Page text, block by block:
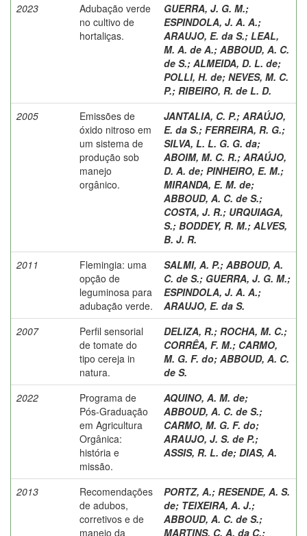
2023
Adubação verde
no cultivo de
hortaliças.
GUERRA, J. G. M.;
ESPINDOLA, J. A. A.;
ARAUJO, E. da S.; LEAL,
M. A. de A.; ABBOUD, A. C.
de S.; ALMEIDA, D. L. de;
POLLI, H. de; NEVES, M. C.
P.; RIBEIRO, R. de L. D.
2005
Emissões de
óxido nitroso em
um sistema de
produção sob
manejo
orgânico.
JANTALIA, C. P.; ARAÚJO,
E. da S.; FERREIRA, R. G.;
SILVA, L. L. G. G. da;
ABOIM, M. C. R.; ARAÚJO,
D. A. de; PINHEIRO, E. M.;
MIRANDA, E. M. de;
ABBOUD, A. C. de S.;
COSTA, J. R.; URQUIAGA,
S.; BODDEY, R. M.; ALVES,
B. J. R.
2011
Flemingia: uma
opção de
leguminosa para
adubação verde.
SALMI, A. P.; ABBOUD, A.
C. de S.; GUERRA, J. G. M.;
ESPINDOLA, J. A. A.;
ARAUJO, E. da S.
2007
Perfil sensorial
de tomate do
tipo cereja in
natura.
DELIZA, R.; ROCHA, M. C.;
CORRÊA, F. M.; CARMO,
M. G. F. do; ABBOUD, A. C.
de S.
2022
Programa de
Pós-Graduação
em Agricultura
Orgânica:
história e
missão.
AQUINO, A. M. de;
ABBOUD, A. C. de S.;
CARMO, M. G. F. do;
ARAUJO, J. S. de P.;
ASSIS, R. L. de; DIAS, A.
2013
Recomendações
de adubos,
corretivos e de
manejo da
PORTZ, A.; RESENDE, A. S.
de; TEIXEIRA, A. J.;
ABBOUD, A. C. de S.;
MARTINS, C. A. da C.;